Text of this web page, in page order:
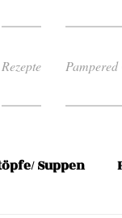
Rezepte Pampered
Suppen